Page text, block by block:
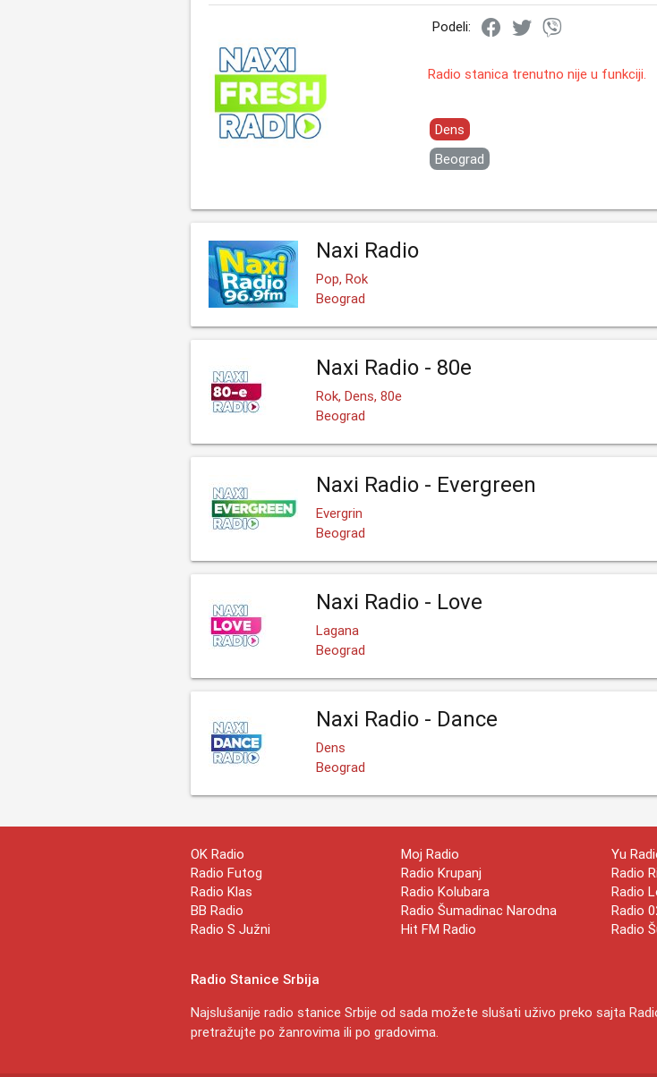
Podeli:
Radio stanica trenutno nije u funkciji.
Dens
Beograd
Naxi Radio
Pop, Rok
Beograd
Naxi Radio - 80e
Rok, Dens, 80e
Beograd
Naxi Radio - Evergreen
Evergrin
Beograd
Naxi Radio - Love
Lagana
Beograd
Naxi Radio - Dance
Dens
Beograd
OK Radio
Radio Futog
Radio Klas
BB Radio
Radio S Južni
Moj Radio
Radio Krupanj
Radio Kolubara
Radio Šumadinac Narodna
Hit FM Radio
Yu
Radio
Radio
Radio
Radio
Radio Stanice Srbija
Najslušanije radio stanice Srbije od sada možete slušati uživo preko sajta
pretražujte po žanrovima ili po gradovima.